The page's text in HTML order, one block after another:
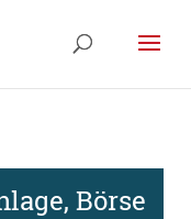
Börse